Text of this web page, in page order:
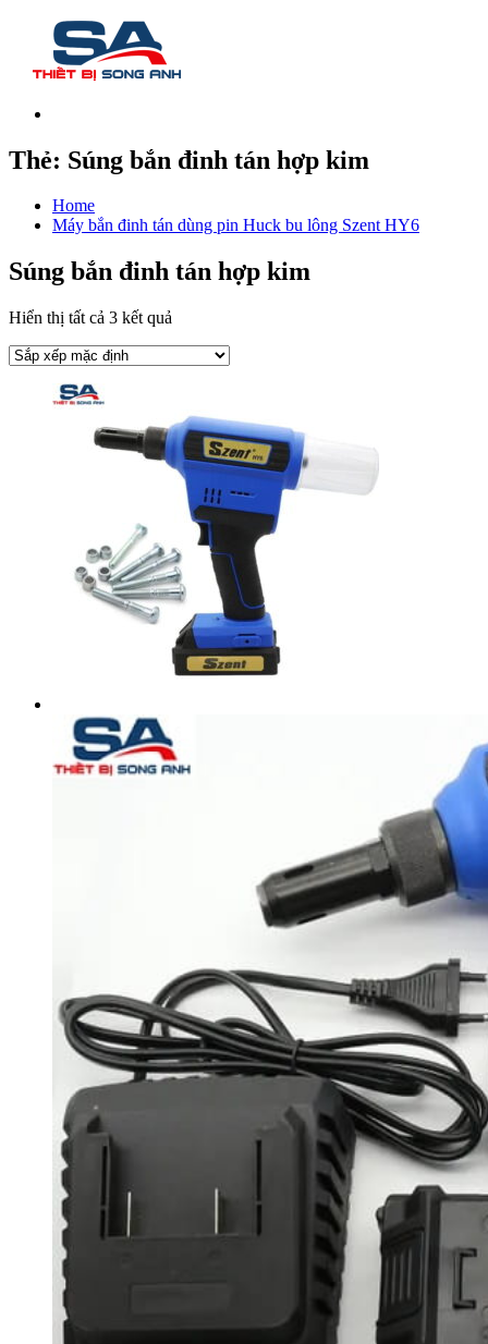
Thẻ: Súng bắn đinh tán hợp kim
Home
Máy bắn đinh tán dùng pin Huck bu lông Szent HY6
Súng bắn đinh tán hợp kim
Hiển thị tất cả 3 kết quả